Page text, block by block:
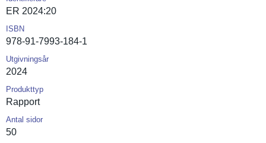
ER 2024:20
ISBN
978-91-7993-184-1
Utgivningsår
2024
Produkttyp
Rapport
Antal sidor
50